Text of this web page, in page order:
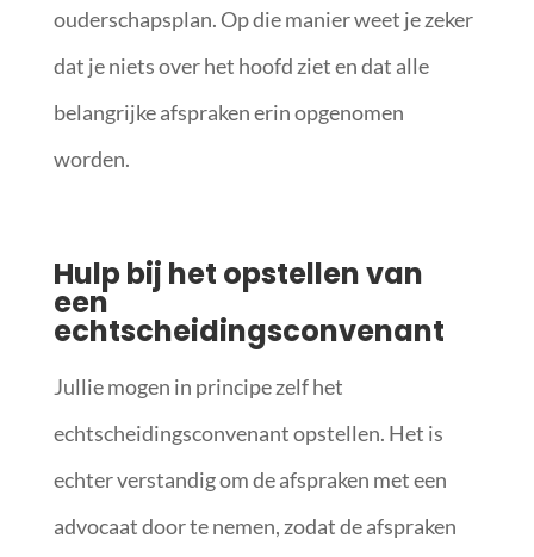
ouderschapsplan. Op die manier weet je zeker
dat je niets over het hoofd ziet en dat alle
belangrijke afspraken erin opgenomen
worden.
Hulp bij het opstellen van
een
echtscheidingsconvenant
Jullie mogen in principe zelf het
echtscheidingsconvenant opstellen. Het is
echter verstandig om de afspraken met een
advocaat door te nemen, zodat de afspraken